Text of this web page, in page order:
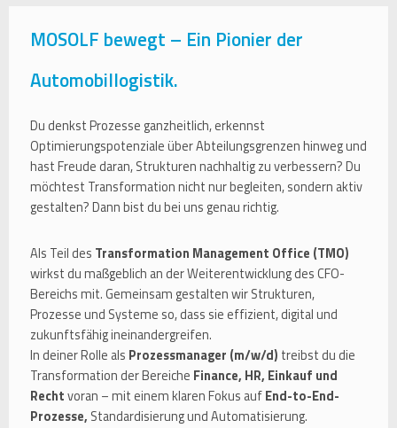
MOSOLF bewegt – Ein Pionier der
Automobillogistik.
Du denkst Prozesse ganzheitlich, erkennst
Optimierungspotenziale über Abteilungsgrenzen hinweg und
hast Freude daran, Strukturen nachhaltig zu verbessern? Du
möchtest Transformation nicht nur begleiten, sondern aktiv
gestalten? Dann bist du bei uns genau richtig.
Als Teil des Transformation Management Office (TMO)
wirkst du maßgeblich an der Weiterentwicklung des CFO-
Bereichs mit. Gemeinsam gestalten wir Strukturen,
Prozesse und Systeme so, dass sie effizient, digital und
zukunftsfähig ineinandergreifen.
In deiner Rolle als Prozessmanager (m/w/d) treibst du die
Transformation der Bereiche Finance, HR, Einkauf und
Rechtvoran – mit einem klaren Fokus aufEnd-to-End-
Prozesse, Standardisierung und Automatisierung.